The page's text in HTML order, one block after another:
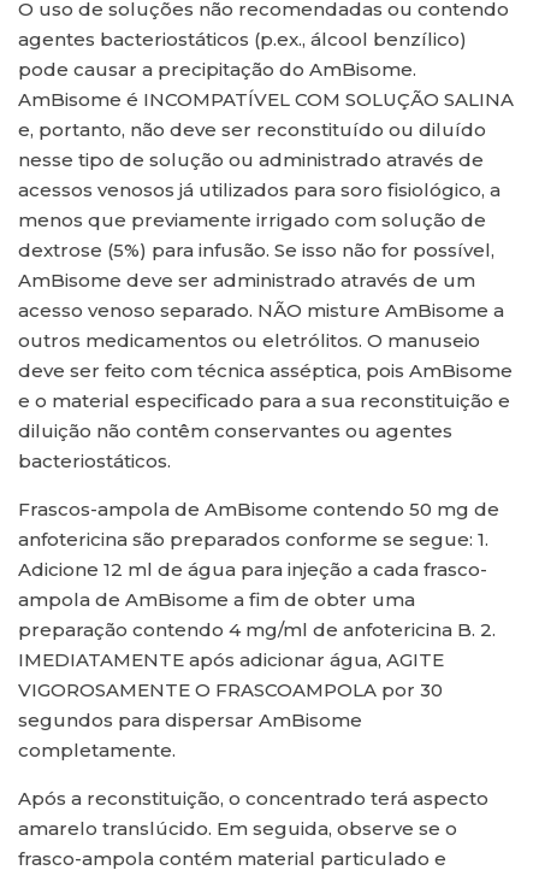
O uso de soluções não recomendadas ou contendo
agentes bacteriostáticos (p.ex., álcool benzílico)
pode causar a precipitação do AmBisome.
AmBisome é INCOMPATÍVEL COM SOLUÇÃO SALINA
e, portanto, não deve ser reconstituído ou diluído
nesse tipo de solução ou administrado através de
acessos venosos já utilizados para soro fisiológico, a
menos que previamente irrigado com solução de
dextrose (5%) para infusão. Se isso não for possível,
AmBisome deve ser administrado através de um
acesso venoso separado. NÃO misture AmBisome a
outros medicamentos ou eletrólitos. O manuseio
deve ser feito com técnica asséptica, pois AmBisome
e o material especificado para a sua reconstituição e
diluição não contêm conservantes ou agentes
bacteriostáticos.
Frascos-ampola de AmBisome contendo 50 mg de
anfotericina são preparados conforme se segue: 1.
Adicione 12 ml de água para injeção a cada frasco-
ampola de AmBisome a fim de obter uma
preparação contendo 4 mg/ml de anfotericina B. 2.
IMEDIATAMENTE após adicionar água, AGITE
VIGOROSAMENTE O FRASCOAMPOLA por 30
segundos para dispersar AmBisome
completamente.
Após a reconstituição, o concentrado terá aspecto
amarelo translúcido. Em seguida, observe se o
frasco-ampola contém material particulado e